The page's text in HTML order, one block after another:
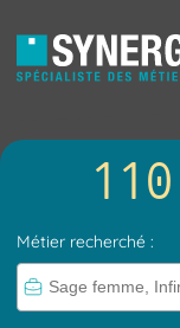
110
Métier recherché :